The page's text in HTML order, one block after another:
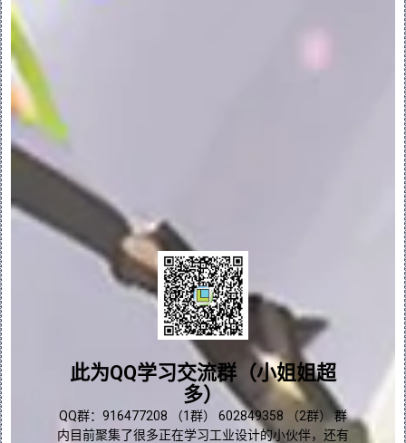
主体”(Split Body) 选项卡随即打开。
的主体”(Body To Split) 收集器处于活动
状态时，在模型树或图形窗口中选择要分割的
主体。
4.确保“分割对象”(Splitting Object)
收集器处于活动状态，然后选择要用作分割对
象的平面、曲面或面组。
1.原始主体
2.分割平面
5.要更改分割对象的原始主体侧和新主体侧，
请单击“选项”(Options) 下的
“反向分
割侧”(Flip Split Side)。
6.要延伸分割对象的边界，请单击 “延伸分割
对象”(Extend Splitting Object)。
此为QQ学习交流群（小姐姐超
多）
QQ群：916477208 （1群） 602849358 （2群） 群
内目前聚集了很多正在学习工业设计的小伙伴，还有
问题答疑♥资料白嫖
群内有大量学习资料哟~
点我直接加群嘛